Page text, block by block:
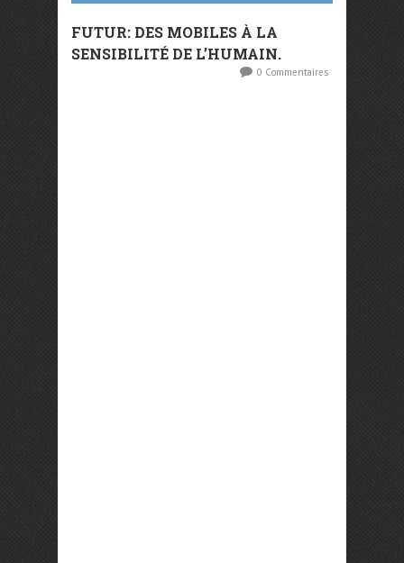
FUTUR: DES MOBILES À LA
SENSIBILITÉ DE L’HUMAIN.
0 Commentaires